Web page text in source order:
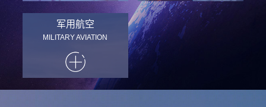
军用航空
MILITARY AVIATION